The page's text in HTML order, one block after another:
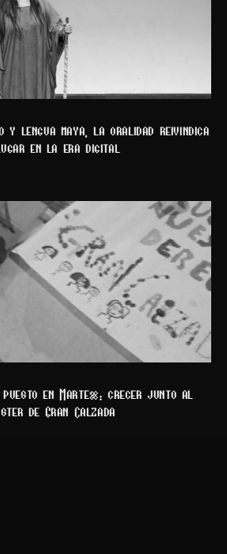
y lengua maya, la oralidad reivindica
en la era digital
puesto en Marte”: crecer junto al
de Gran Calzada